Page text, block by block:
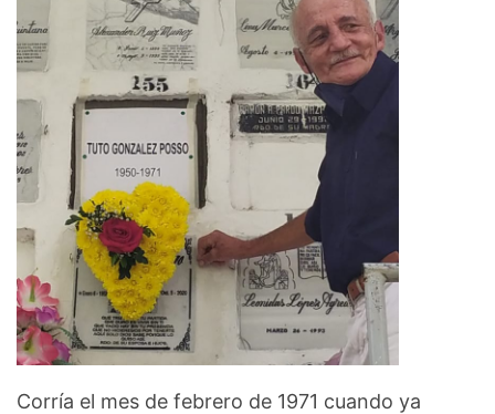
Corría el mes de febrero de 1971 cuando ya